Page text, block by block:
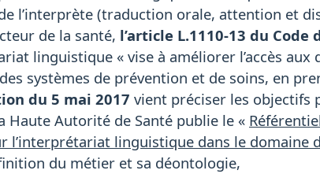
l’interprète (traduction orale, attention et
de la santé, l’article L.1110-13 du Code
linguistique « vise à améliorer l’accès
systèmes de prévention et de soins, en
du 5 mai 2017 vient préciser les objectifs
Haute Autorité de Santé publie le «
l’interprétariat linguistique dans le domaine
du métier et sa déontologie,